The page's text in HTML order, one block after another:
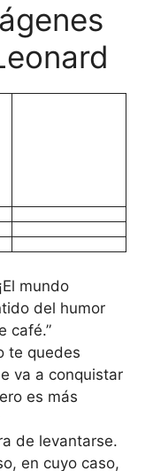
mundo
del humor
café.”
te quedes
va a conquistar
es más
de levantarse.
en cuyo caso,